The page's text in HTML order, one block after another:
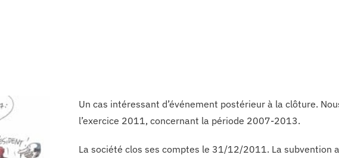
Un cas intéressant d’événement postérieur à la clôture.
l’exercice 2011, concernant la période 2007-2013.
La société clos ses comptes le 31/12/2011. La subvention